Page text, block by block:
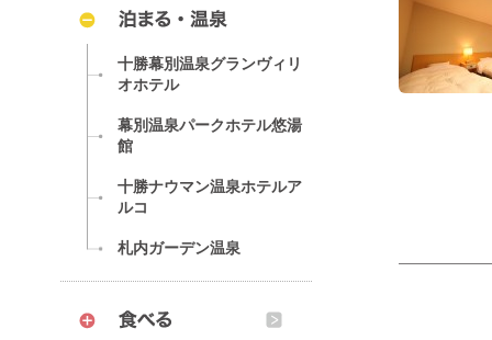
十勝幕別温泉グランヴィリ
オホテル
幕別温泉パークホテル悠湯
館
十勝ナウマン温泉ホテルア
ルコ
札内ガーデン温泉